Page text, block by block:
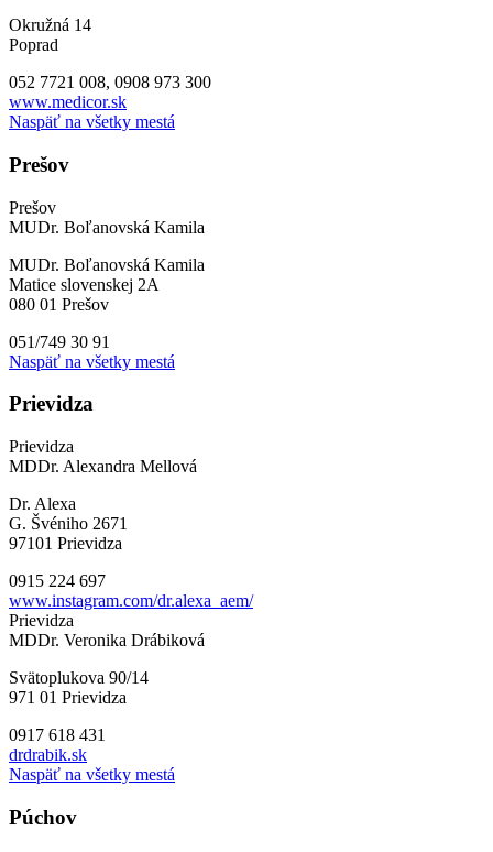
Okružná 14
Poprad
052 7721 008, 0908 973 300
www.medicor.sk
Naspäť na všetky mestá
Prešov
Prešov
MUDr. Boľanovská Kamila
MUDr. Boľanovská Kamila
Matice slovenskej 2A
080 01 Prešov
051/749 30 91
Naspäť na všetky mestá
Prievidza
Prievidza
MDDr. Alexandra Mellová
Dr. Alexa
G. Švéniho 2671
97101 Prievidza
0915 224 697
www.instagram.com/dr.alexa_aem/
Prievidza
MDDr. Veronika Drábiková
Svätoplukova 90/14
971 01 Prievidza
0917 618 431
drdrabik.sk
Naspäť na všetky mestá
Púchov